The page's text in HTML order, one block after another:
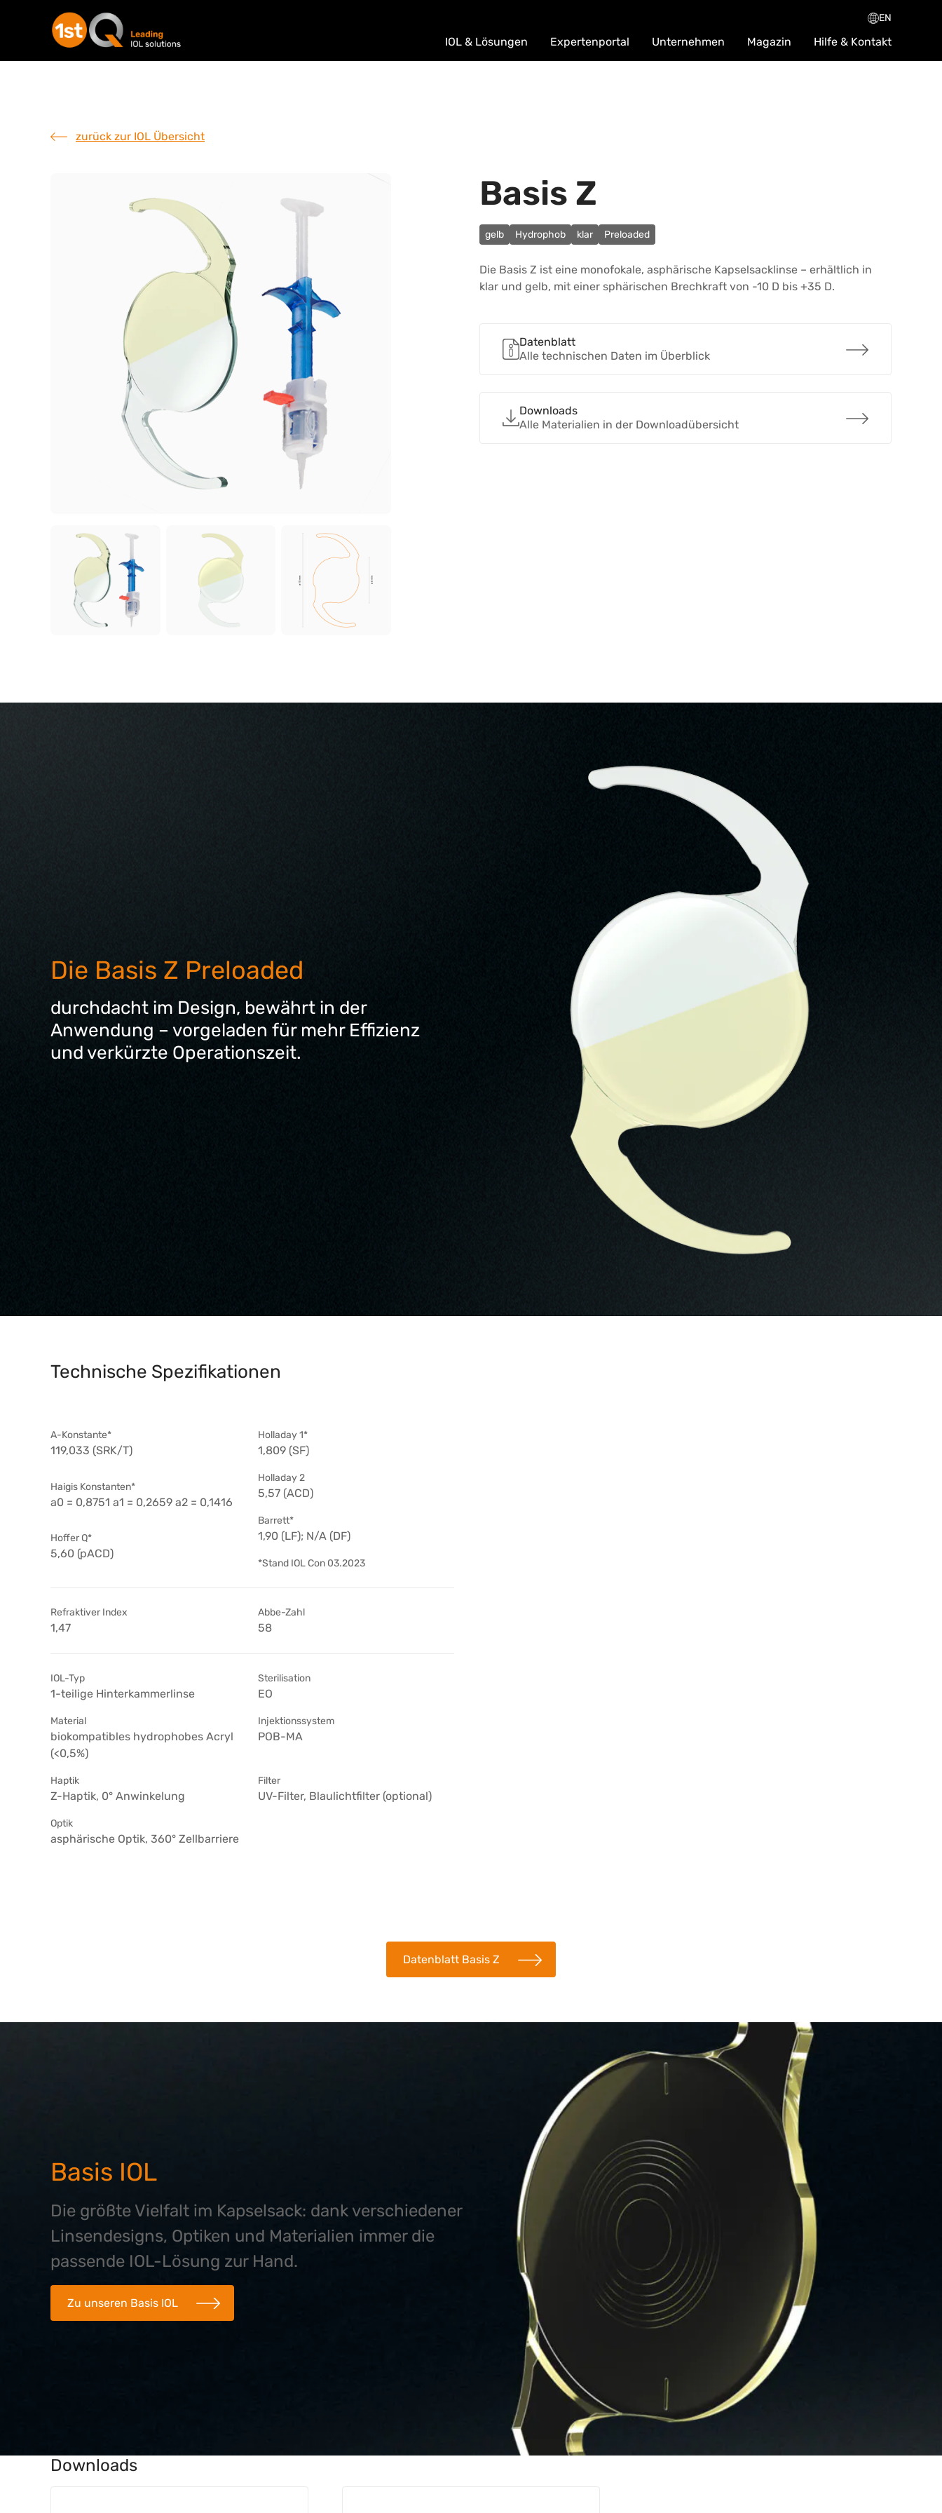
EN
IOL & Lösungen Expertenportal Unternehmen Magazin Hilfe & Kontakt
zurück zur IOL Übersicht
Basis Z
gelb Hydrophob klar Preloaded
Die Basis Z ist eine monofokale, asphärische Kapselsacklinse – erhältlich in
klar und gelb, mit einer sphärischen Brechkraft von -10 D bis +35 D.
Datenblatt
Alle technischen Daten im Überblick
Downloads
Alle Materialien in der Downloadübersicht
Die Basis Z Preloaded
durchdacht im Design, bewährt in der
Anwendung – vorgeladen für mehr Effizienz
und verkürzte Operationszeit.
Technische Spezifikationen
A-Konstante*
119,033 (SRK/T)
Haigis Konstanten*
a0 = 0,8751 a1 = 0,2659 a2 = 0,1416
Hoffer Q*
5,60 (pACD)
Holladay 1*
1,809 (SF)
Holladay 2
5,57 (ACD)
Barrett*
1,90 (LF); N/A (DF)
*Stand IOL Con 03.2023
Refraktiver Index
1,47
Abbe-Zahl
58
IOL-Typ
1-teilige Hinterkammerlinse
Sterilisation
EO
Material
biokompatibles hydrophobes Acryl
(<0,5%)
Injektionssystem
POB-MA
Haptik
Z-Haptik, 0° Anwinkelung
Filter
UV-Filter, Blaulichtfilter (optional)
Optik
asphärische Optik, 360° Zellbarriere
Datenblatt Basis Z
Basis IOL
Die größte Vielfalt im Kapselsack: dank verschiedener
Linsendesigns, Optiken und Materialien immer die
passende IOL-Lösung zur Hand.
Zu unseren Basis IOL
Downloads